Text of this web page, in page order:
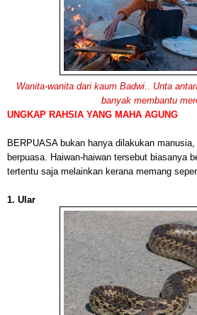
Wanita-wanita dari kaum Badwi.. Unta
banyak membantu
UNGKAP RAHSIA YANG MAHA AGUNG
BERPUASA bukan hanya dilakukan
berpuasa. Haiwan-haiwan tersebut biasanya
tertentu saja melainkan kerana memang
1. Ular